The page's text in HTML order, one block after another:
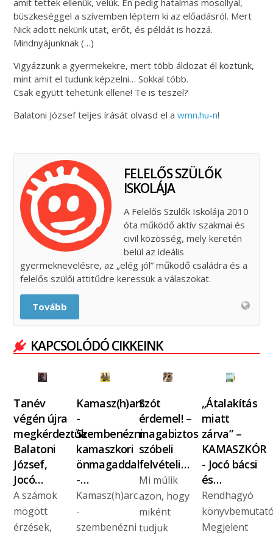
büszkeséggel a szívemben léptem ki az előadásról. Mert
Nick adott nekünk utat, erőt, és példát is hozzá.
Mindnyájunknak (…)
Vigyázzunk a gyermekekre, mert több áldozat él köztünk,
mint amit el tudunk képzelni… Sokkal több.
Csak együtt tehetünk ellene! Te is teszel?
Balatoni József teljes írását olvasd el awmn.hu-n!
FELELŐS SZÜLŐK
ISKOLÁJA
A Felelős Szülők Iskolája 2010
óta működő aktív szakmai és
civil közösség, mely keretén
belül az ideális
gyermeknevelésre, az „elég jól” működő családra és a
felelős szülői attitűdre keressük a válaszokat.
Tovább
KAPCSOLÓDÓ CIKKEINK
Tanév
végén újra
megkérdeztük
Balatoni
József,
Jocó…
A számok
mögött
érzések,
Kamasz(h)arc
-
Szembenézni
kamaszkori
önmagaddal
-…
Kamasz(h)arc
-
szembenézni
Szót
érdemel! –
magabiztos
szóbeli
felvételi…
Mi múlik
azon, hogy
miként
tudjuk
„Átalakítás
miatt
zárva” –
KAMASZKÓR
- Jocó bácsi
és…
Rendhagyó
Megjelent